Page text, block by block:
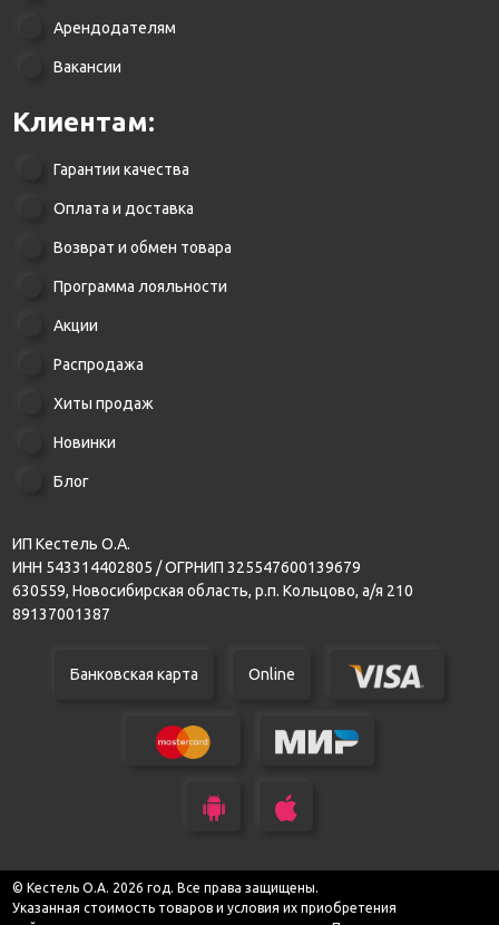
Арендодателям
Вакансии
Клиентам:
Гарантии качества
Оплата и доставка
Возврат и обмен товара
Программа лояльности
Акции
Распродажа
Хиты продаж
Новинки
Блог
ИП Кестель О.А.
ИНН 543314402805 / ОГРНИП 325547600139679
630559, Новосибирская область, р.п. Кольцово, а/я 210
89137001387
Банковская карта Online
© Кестель О.А. 2026 год. Все права защищены.
Указанная стоимость товаров и условия их приобретения